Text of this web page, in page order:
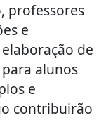
professores
e
de
alunos
e
contribuirão